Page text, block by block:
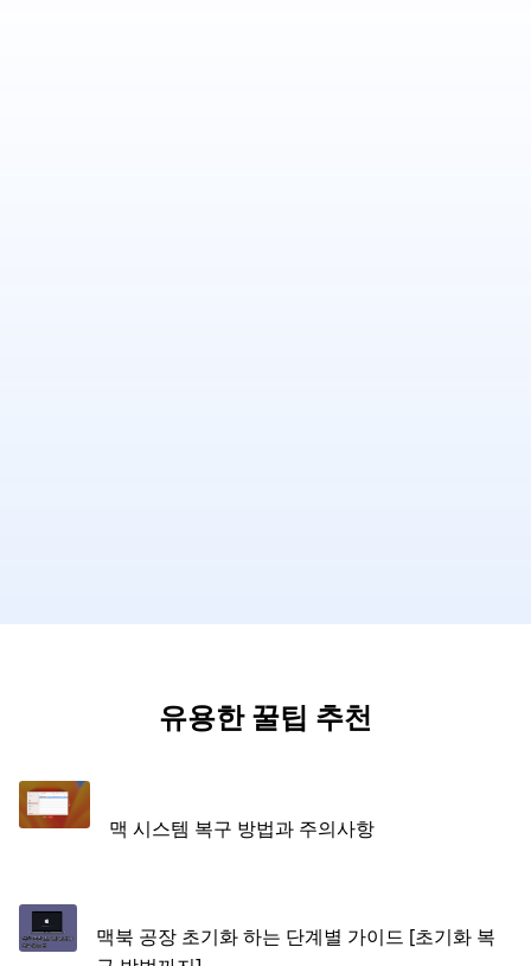
유용한 꿀팁 추천
맥 시스템 복구 방법과 주의사항
맥북 공장 초기화 하는 단계별 가이드 [초기화 복